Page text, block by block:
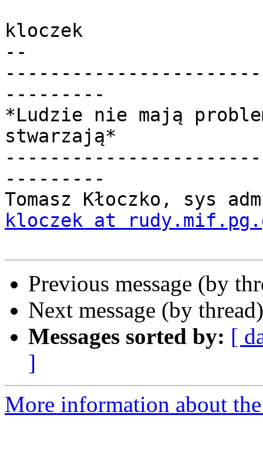
kloczek
--
---------
*Ludzie nie mają
stwarzają*
---------
kloczek at
Previous message (by
Next message (by
Messages sorted by: [
]
More information about